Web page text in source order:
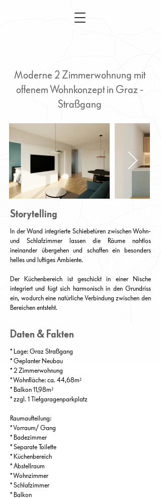
Moderne 2 Zimmerwohnung mit
offenem Wohnkonzept in Graz -
Straßgang
Graz Straßgang - 2
Zimmerwohnung mit
Balkon
Storytelling
In der Wand integrierte Schiebetüren zwischen Wohn-
und Schlafzimmer lassen die Räume nahtlos
ineinander übergehen und schaffen ein besonders
helles und luftiges Ambiente.
Der Küchenbereich ist geschickt in einer Nische
integriert und fügt sich harmonisch in den Grundriss
ein, wodurch eine natürliche Verbindung zwischen den
Bereichen entsteht.
Daten & Fakten
* Lage: Graz Straßgang
* Geplanter Neubau
* 2 Zimmerwohnung
* Wohnfläche: ca. 44,68m²
* Balkon 11,98m²
* zzgl. 1 Tiefgaragenparkplatz
Raumaufteilung:
* Vorraum/ Gang
* Badezimmer
* Separate Toilette
* Küchenbereich
* Abstellraum
* Wohnzimmer
* Schlafzimmer
* Balkon